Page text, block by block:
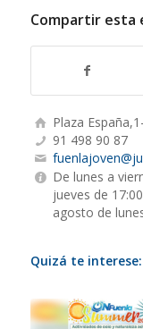
Compartir esta
Plaza
91 498 90 87
De lunes a
jueves de
agosto de
Quizá te interese: